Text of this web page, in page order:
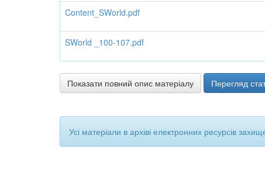
Content_SWorld.pdf
SWorld _100-107.pdf
Показати повний опис матеріалу Перегляд
Усі матеріали в архіві електронних ресурсів